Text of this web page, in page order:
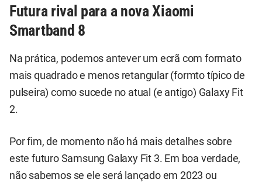
Futura rival para a nova Xiaomi
Smartband 8
Na prática, podemos antever um ecrã com formato
mais quadrado e menos retangular (formto típico de
pulseira) como sucede no atual (e antigo) Galaxy Fit
2.
Por fim, de momento não há mais detalhes sobre
este futuro Samsung Galaxy Fit 3. Em boa verdade,
não sabemos se ele será lançado em 2023 ou